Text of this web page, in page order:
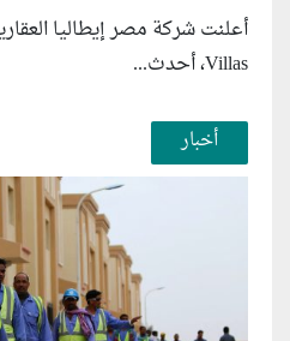
Villas، أحدث...
أخبار